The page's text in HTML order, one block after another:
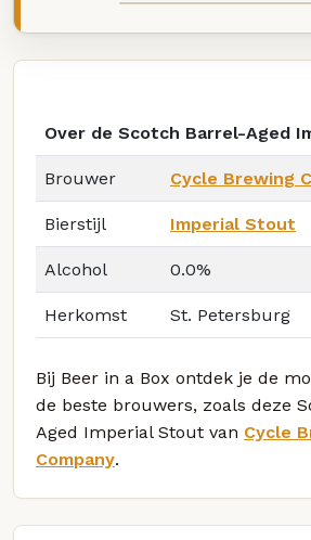
Over de Scotch Barrel-Aged
Brouwer Cycle Brewing
Bierstijl Imperial Stout
Alcohol 0.0%
Herkomst St. Petersburg
Bij Beer in a Box ontdek je de
de beste brouwers, zoals deze
Aged Imperial Stout van Cycle
Company.